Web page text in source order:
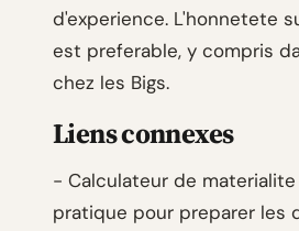
d'experience. L'honnetete
est preferable, y compris
chez les Bigs.
Liens connexes
- Calculateur de
pratique pour preparer les